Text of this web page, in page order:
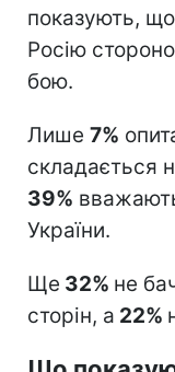
показують,
Росію
бою.
Лише 7%
складається
39%
України.
Ще 32% не
сторін, а 22%